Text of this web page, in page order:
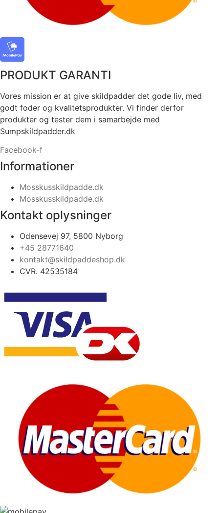
PRODUKT GARANTI
Vores mission er at give skildpadder det gode liv, med
godt foder og kvalitetsprodukter. Vi finder derfor
produkter og tester dem i samarbejde med
Sumpskildpadder.dk
Facebook-f
Informationer
Mosskusskildpadde.dk
Mosskusskildpadde.dk
Kontakt oplysninger
Odensevej 97, 5800 Nyborg
+45 28771640
kontakt@skildpaddeshop.dk
CVR. 42535184